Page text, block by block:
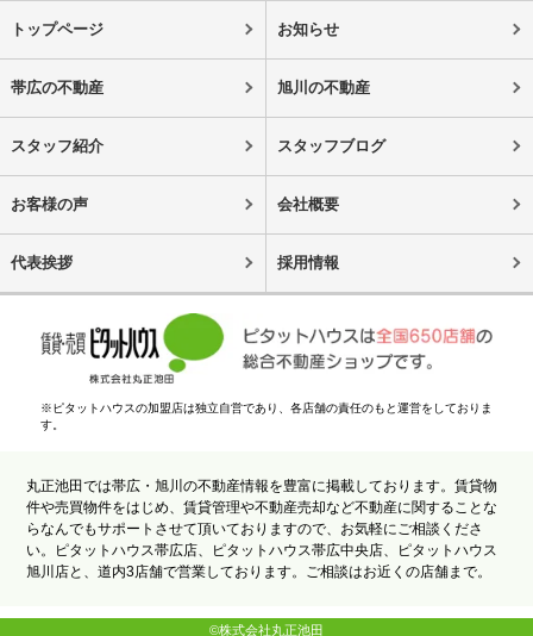
トップページ お知らせ
帯広の不動産 旭川の不動産
スタッフ紹介 スタッフブログ
お客様の声 会社概要
代表挨拶 採用情報
※ピタットハウスの加盟店は独立自営であり、各店舗の責任のもと運営をしておりま
す。
丸正池田では帯広・旭川の不動産情報を豊富に掲載しております。賃貸物
件や売買物件をはじめ、賃貸管理や不動産売却など不動産に関することな
らなんでもサポートさせて頂いておりますので、お気軽にご相談くださ
い。ピタットハウス帯広店、ピタットハウス帯広中央店、ピタットハウス
旭川店と、道内3店舗で営業しております。ご相談はお近くの店舗まで。
©株式会社丸正池田